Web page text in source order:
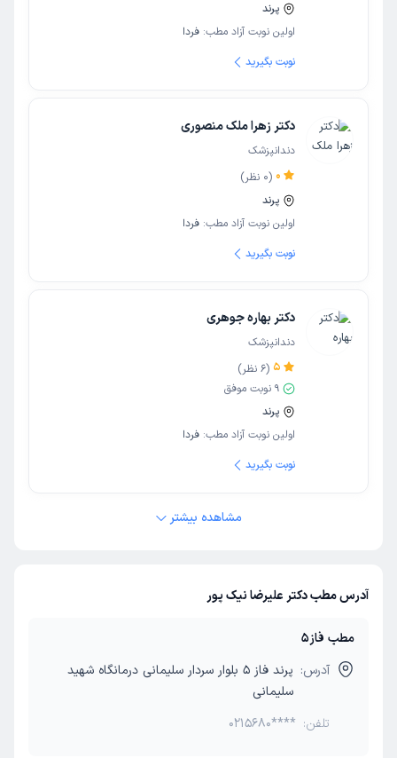
پرند
اولین نوبت آزاد مطب: فردا
نوبت بگیرید
دکتر زهرا ملک منصوری
دندانپزشک
0
(
0 نظر)
پرند
اولین نوبت آزاد مطب: فردا
نوبت بگیرید
دکتر بهاره جوهری
دندانپزشک
5
(
6 نظر)
9 نوبت موفق
پرند
اولین نوبت آزاد مطب: فردا
نوبت بگیرید
مشاهده بیشتر
آدرس مطب دکتر علیرضا نیک پور
مطب فاز5
آدرس:
پرند فاز 5 بلوار سردار سلیمانی درمانگاه شهید
سلیمانی
تلفن: 0215680****